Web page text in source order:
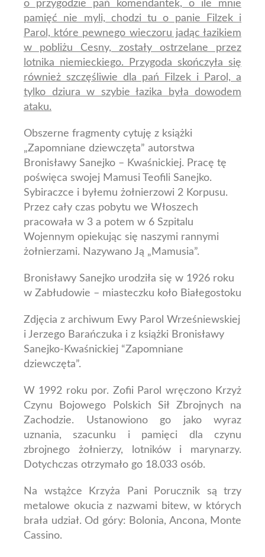
o przygodzie pań komendantek, o ile mnie
pamięć nie myli, chodzi tu o panie Filzek i
Parol, które pewnego wieczoru jadąc łazikiem
w pobliżu Cesny, zostały ostrzelane przez
lotnika niemieckiego. Przygoda skończyła się
również szczęśliwie dla pań Filzek i Parol, a
tylko dziura w szybie łazika była dowodem
ataku.
Obszerne fragmenty cytuję z książki
„Zapomniane dziewczęta” autorstwa
Bronisławy Sanejko – Kwaśnickiej. Pracę tę
poświęca swojej Mamusi Teofili Sanejko.
Sybiraczce i byłemu żołnierzowi 2 Korpusu.
Przez cały czas pobytu we Włoszech
pracowała w 3 a potem w 6 Szpitalu
Wojennym opiekując się naszymi rannymi
żołnierzami. Nazywano Ją „Mamusia”.
Bronisławy Sanejko urodziła się w 1926 roku
w Zabłudowie – miasteczku koło Białegostoku
Zdjęcia z archiwum Ewy Parol Wrześniewskiej
i Jerzego Barańczuka i z książki Bronisławy
Sanejko-Kwaśnickiej “Zapomniane
dziewczęta”.
W 1992 roku por. Zofii Parol wręczono Krzyż
Czynu Bojowego Polskich Sił Zbrojnych na
Zachodzie. Ustanowiono go jako wyraz
uznania, szacunku i pamięci dla czynu
zbrojnego żołnierzy, lotników i marynarzy.
Dotychczas otrzymało go 18.033 osób.
Na wstążce Krzyża Pani Porucznik są trzy
metalowe okucia z nazwami bitew, w których
brała udział. Od góry: Bolonia, Ancona, Monte
Cassino.